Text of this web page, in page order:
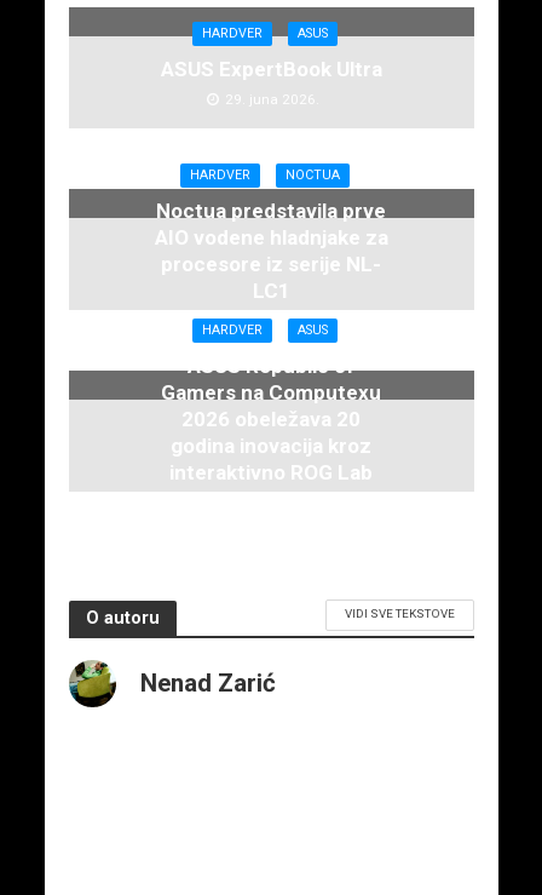
HARDVER ASUS
ASUS ExpertBook Ultra
29. juna 2026.
HARDVER NOCTUA
Noctua predstavila prve
AIO vodene hladnjake za
procesore iz serije NL-
LC1
16. juna 2026.
HARDVER ASUS
ASUS Republic of
Gamers na Computexu
2026 obeležava 20
godina inovacija kroz
interaktivno ROG Lab
iskustvo
O autoru VIDI SVE TEKSTOVE
Nenad Zarić